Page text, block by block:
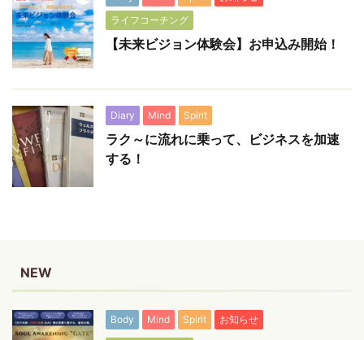
ライフコーチング
【未来ビジョン体験会】お申込み開始！
Diary Mind Spirit
ラク～に流れに乗って、ビジネスを加速
する！
NEW
Body Mind Spirit お知らせ